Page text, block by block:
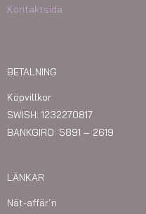
Kontaktsida
BETALNING
Köpvillkor
SWISH: 1232270817
BANKGIRO: 5891 – 2619
LÄNKAR
Nät-affär´n